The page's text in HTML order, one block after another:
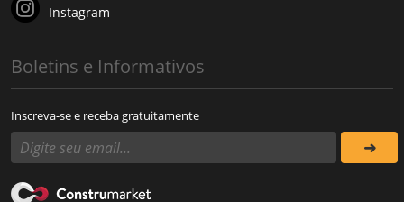
Instagram
Boletins e Informativos
Inscreva-se e receba gratuitamente